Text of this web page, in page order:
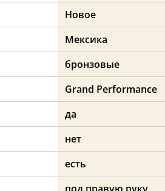
Новое
Мексика
бронзовые
Grand Performance
да
нет
есть